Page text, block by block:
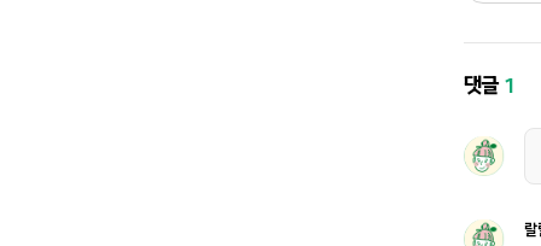
댓글1
랄